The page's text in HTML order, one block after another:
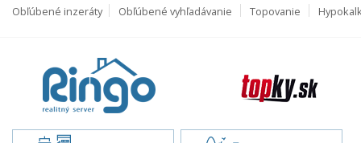
Obľúbené inzeráty Obľúbené vyhľadávanie Topovanie